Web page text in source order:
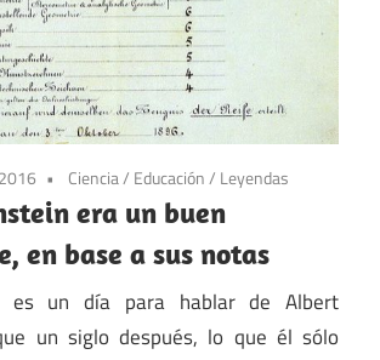
Ciencia/ Educación/ Leyendas
era un buen
en base a sus notas
es un día para hablar de Albert
un siglo después, lo que él sólo